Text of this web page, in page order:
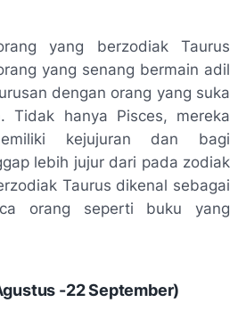
yang berzodiak Taurus
yang senang bermain adil
dengan orang yang suka
Tidak hanya Pisces, mereka
kejujuran dan bagi
lebih jujur dari pada zodiak
Taurus dikenal sebagai
orang seperti buku yang
-22 September)